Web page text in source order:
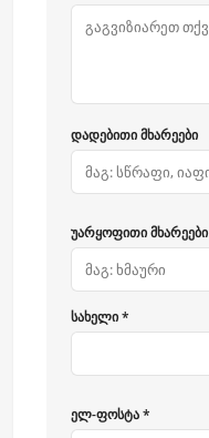
დადებითი მხარეები
უარყოფითი მხარეები
სახელი *
ელ-ფოსტა *